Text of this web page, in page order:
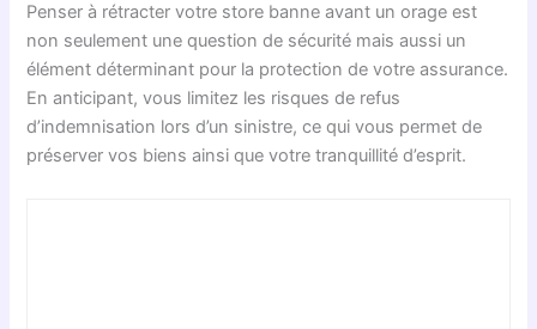
Penser à rétracter votre store banne avant un orage est
non seulement une question de sécurité mais aussi un
élément déterminant pour la protection de votre assurance.
En anticipant, vous limitez les risques de refus
d’indemnisation lors d’un sinistre, ce qui vous permet de
préserver vos biens ainsi que votre tranquillité d’esprit.